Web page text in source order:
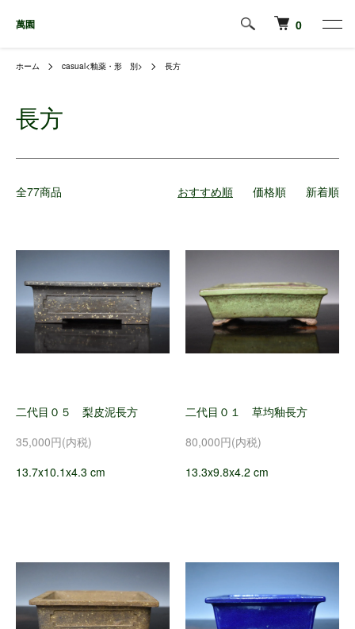
萬園 0
ホーム casual<釉薬・形 別> 長方
長方
全77商品 おすすめ順 価格順 新着順
二代目０５ 梨皮泥長方
35,000円(内税)
13.7x10.1x4.3 cm
二代目０１ 草均釉長方
80,000円(内税)
13.3x9.8x4.2 cm